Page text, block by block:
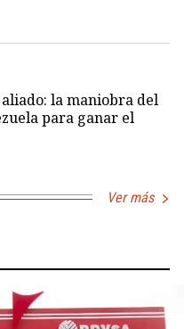
la maniobra del
para ganar el
Ver más